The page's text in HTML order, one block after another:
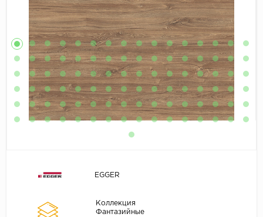
EGGER
Коллекция
Фантазийные